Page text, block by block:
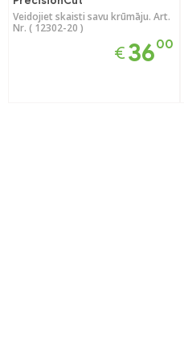
Veidojiet skaisti savu krūmāju. Art.
Nr. ( 12302-20 )
€3600